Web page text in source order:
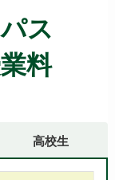
ス
料
高校生